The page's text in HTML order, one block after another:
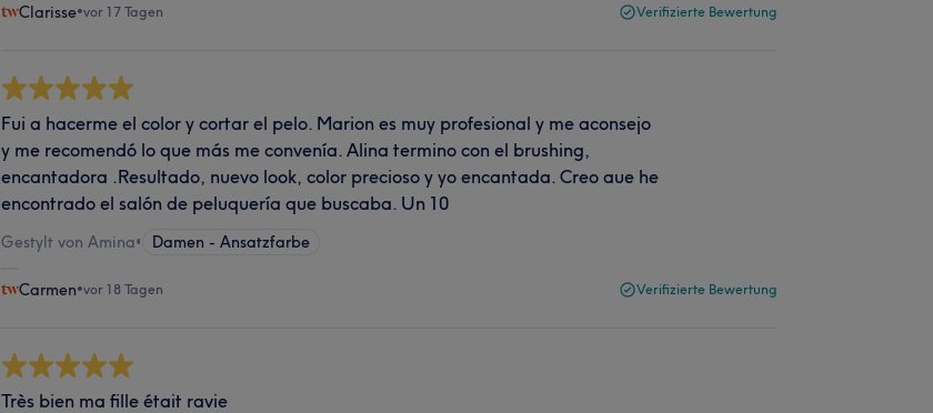
Clarisse•vor 17 Tagen Verifizierte Bewertung
Fui a hacerme el color y cortar el pelo. Marion es muy profesional y me aconsejo
y me recomendó lo que más me convenía. Alina termino con el brushing,
encantadora .Resultado, nuevo look, color precioso y yo encantada. Creo aue he
encontrado el salón de peluquería que buscaba. Un 10
Gestylt von Amina• Damen - Ansatzfarbe
Carmen•vor 18 Tagen Verifizierte Bewertung
Très bien ma fille était ravie